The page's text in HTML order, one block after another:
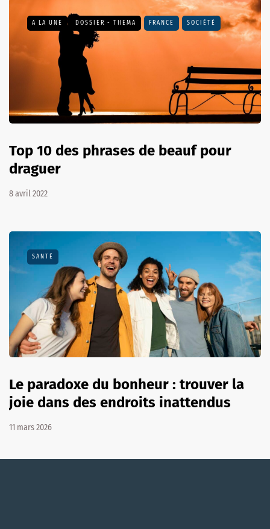
A LA UNE DOSSIER - THEMA FRANCE SOCIÉTÉ
Top 10 des phrases de beauf pour
draguer
8 avril 2022
SANTÉ
Le paradoxe du bonheur : trouver la
joie dans des endroits inattendus
11 mars 2026